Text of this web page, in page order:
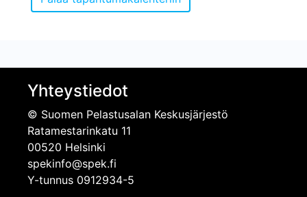
Yhteystiedot
© Suomen Pelastusalan Keskusjärjestö
Ratamestarinkatu 11
00520 Helsinki
spekinfo@spek.fi
Y-tunnus 0912934-5